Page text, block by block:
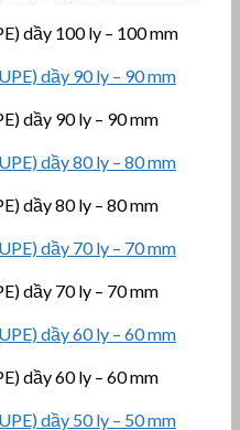
dầy 100 ly – 100 mm
dầy 90 ly – 90 mm
dầy 80 ly – 80 mm
dầy 70 ly – 70 mm
dầy 60 ly – 60 mm